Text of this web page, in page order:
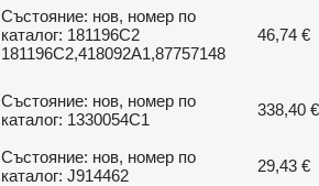
Състояние: нов, номер по
каталог: 181196C2
181196C2,418092A1,87757148
46,74 €
Състояние: нов, номер по
каталог: 1330054C1
338,40 €
Състояние: нов, номер по
каталог: J914462
29,43 €